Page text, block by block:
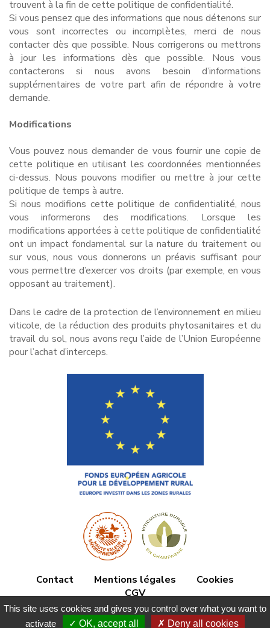
trouvent à la fin de cette politique de confidentialité.
Si vous pensez que des informations que nous détenons sur
vous sont incorrectes ou incomplètes, merci de nous
contacter dès que possible. Nous corrigerons ou mettrons
à jour les informations dès que possible. Nous vous
contacterons si nous avons besoin d’informations
supplémentaires de votre part afin de répondre à votre
demande.
Modifications
Vous pouvez nous demander de vous fournir une copie de
cette politique en utilisant les coordonnées mentionnées
ci-dessus. Nous pouvons modifier ou mettre à jour cette
politique de temps à autre.
Si nous modifions cette politique de confidentialité, nous
vous informerons des modifications. Lorsque les
modifications apportées à cette politique de confidentialité
ont un impact fondamental sur la nature du traitement ou
sur vous, nous vous donnerons un préavis suffisant pour
vous permettre d’exercer vos droits (par exemple, en vous
opposant au traitement).
Dans le cadre de la protection de l’environnement en milieu
viticole, de la réduction des produits phytosanitaires et du
travail du sol, nous avons reçu l’aide de l’Union Européenne
pour l’achat d’interceps.
Contact Mentions légales
Cookies
CGV
Champagne Brochet Dolet
This site uses cookies and gives you control over what you want to
activate
OK, accept all Deny all cookies